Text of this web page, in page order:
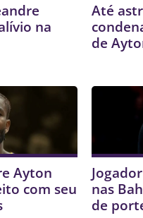
na
Até
de
Ayton
com seu
nas
de